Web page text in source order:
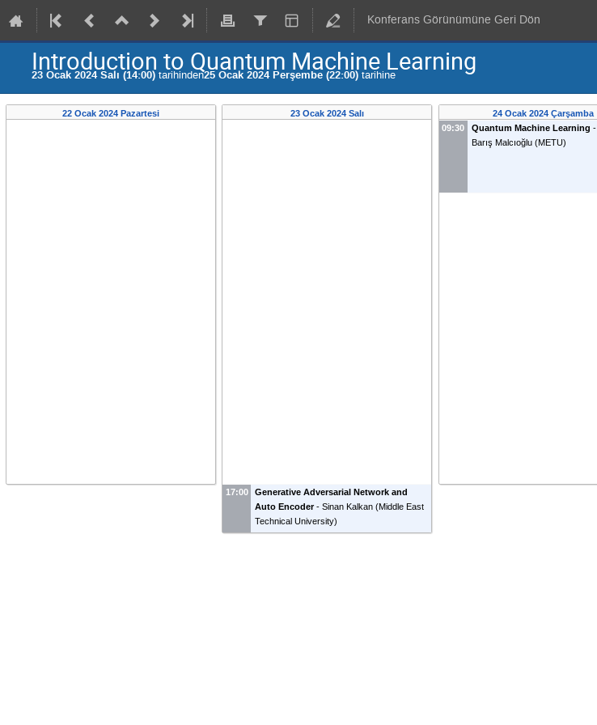
Konferans Görünümüne Geri Dön
Introduction to Quantum Machine Learning
23 Ocak 2024 Salı (14:00) tarihinden25 Ocak 2024 Perşembe (22:00) tarihine
22 Ocak 2024 Pazartesi 23 Ocak 2024 Salı
17:00
Generative Adversarial Network and
Auto Encoder - Sinan Kalkan (Middle East
Technical University)
24 Ocak 2024 Çarşamba
09:30
Quantum Machine Learning -
Barış Malcıoğlu (METU)